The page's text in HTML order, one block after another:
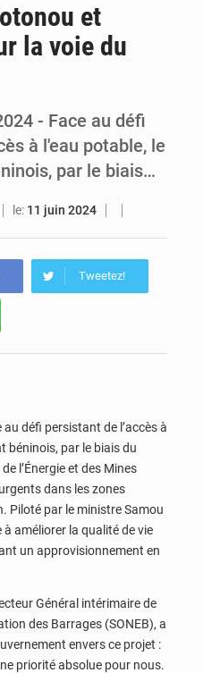
Bénin : Djogbénou inspecte le chantier du siège de l’Assemblée
Bénin : Le CEG La Verdure de Ouèdo fait sa mue pour la rentrée
et
la voie du
- Face au défi
à l'eau potable, le
par le biais…
le: 11 juin 2024
Tweetez!
au défi persistant de l’accès à
béninois, par le biais du
l’Énergie et des Mines
dans les zones
Piloté par le ministre Samou
améliorer la qualité de vie
un approvisionnement en
Général intérimaire de
des Barrages (SONEB), a
envers ce projet :
priorité absolue pour nous.